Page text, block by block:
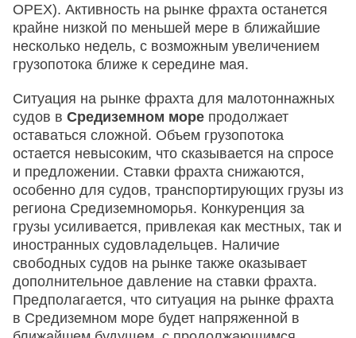
OPEX). Активность на рынке фрахта останется
крайне низкой по меньшей мере в ближайшие
несколько недель, с возможным увеличением
грузопотока ближе к середине мая.
Ситуация на рынке фрахта для малотоннажных
судов в Средиземном море продолжает
оставаться сложной. Объем грузопотока
остается невысоким, что сказывается на спросе
и предложении. Ставки фрахта снижаются,
особенно для судов, транспортирующих грузы из
региона Средиземноморья. Конкуренция за
грузы усиливается, привлекая как местных, так и
иностранных судовладельцев. Наличие
свободных судов на рынке также оказывает
дополнительное давление на ставки фрахта.
Предполагается, что ситуация на рынке фрахта
в Средиземном море будет напряженной в